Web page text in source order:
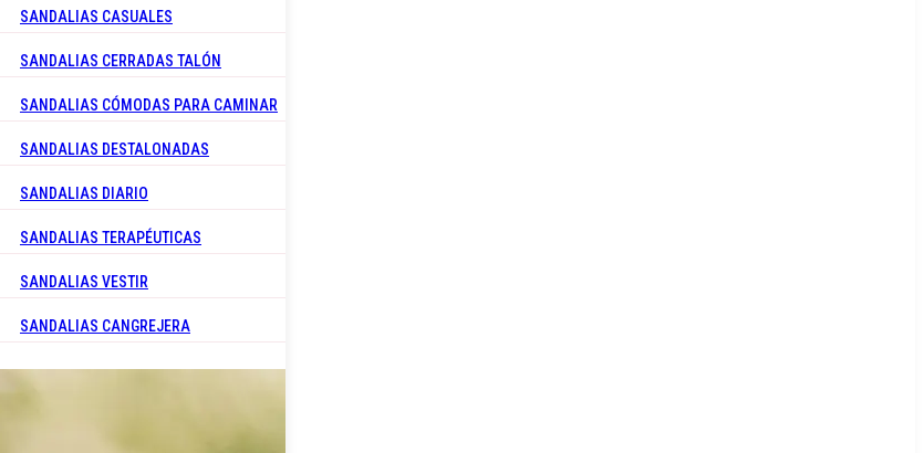
SANDALIAS CASUALES
SANDALIAS CERRADAS TALÓN
SANDALIAS CÓMODAS PARA CAMINAR
SANDALIAS DESTALONADAS
SANDALIAS DIARIO
SANDALIAS TERAPÉUTICAS
SANDALIAS VESTIR
SANDALIAS CANGREJERA